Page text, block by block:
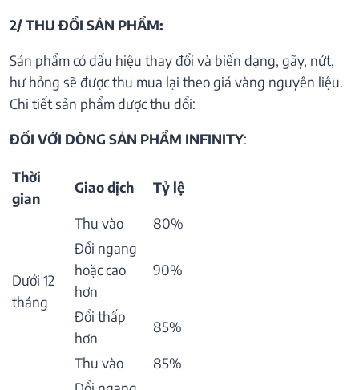
2/ THU ĐỔI SẢN PHẨM:
Sản phẩm có dấu hiệu thay đổi và biến dạng, gãy, nứt,
hư hỏng sẽ được thu mua lại theo giá vàng nguyên liệu.
Chi tiết sản phẩm được thu đổi:
ĐỐI VỚI DÒNG SẢN PHẨM INFINITY:
Thời
gian
Giao dịch Tỷ lệ
Dưới 12
tháng
Thu vào
80%
Đổi ngang
hoặc cao
hơn
90%
Đổi thấp
hơn
85%
Thu vào
85%